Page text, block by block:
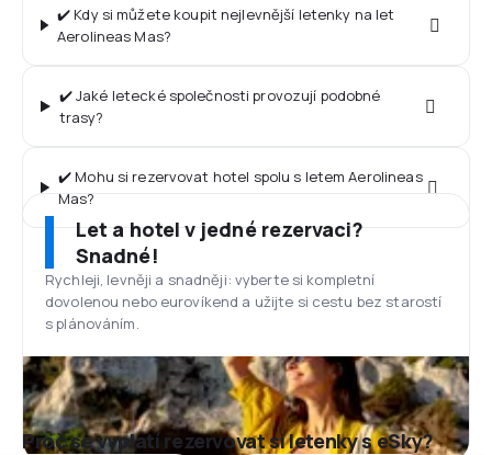
✔️ Kdy si můžete koupit nejlevnější letenky na let
Aerolineas Mas?
✔️ Jaké letecké společnosti provozují podobné
trasy?
✔️ Mohu si rezervovat hotel spolu s letem Aerolineas
Mas?
Let a hotel v jedné rezervaci?
Snadné!
Rychleji, levněji a snadněji: vyberte si kompletní
dovolenou nebo eurovíkend a užijte si cestu bez starostí
s plánováním.
Proč se vyplatí rezervovat si letenky s eSky?